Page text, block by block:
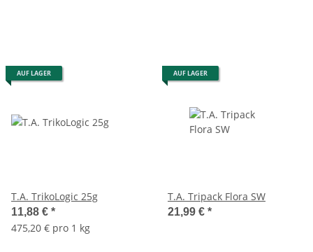
AUF LAGER
T.A. TrikoLogic 25g
11,88 € *
475,20 € pro 1 kg
AUF LAGER
T.A. Tripack Flora SW
21,99 € *